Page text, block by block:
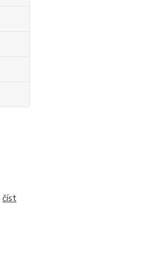
číst